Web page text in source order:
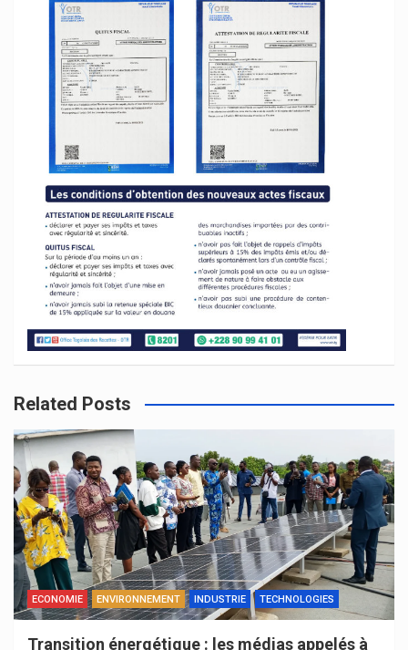
Related Posts
ECONOMIE ENVIRONNEMENT INDUSTRIE TECHNOLOGIES
Transition énergétique : les médias appelés à